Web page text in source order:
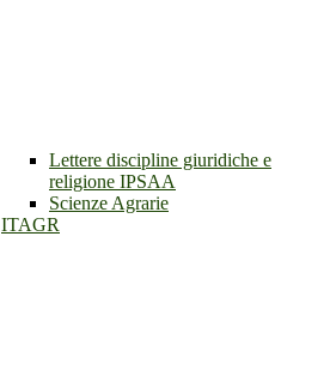
Lettere discipline giuridiche e
religione IPSAA
Scienze Agrarie
ITAGR